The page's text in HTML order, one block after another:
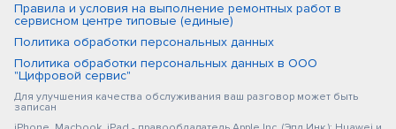
Правила и условия на выполнение ремонтных работ в
сервисном центре типовые (единые)
Политика обработки персональных данных
Политика обработки персональных данных в ООО
"Цифровой сервис"
Для улучшения качества обслуживания ваш разговор может быть
записан